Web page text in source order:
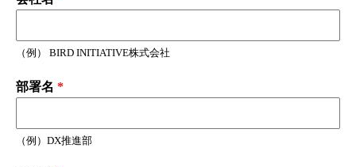
（例） BIRD INITIATIVE株式会社
部署名 *
（例）DX推進部